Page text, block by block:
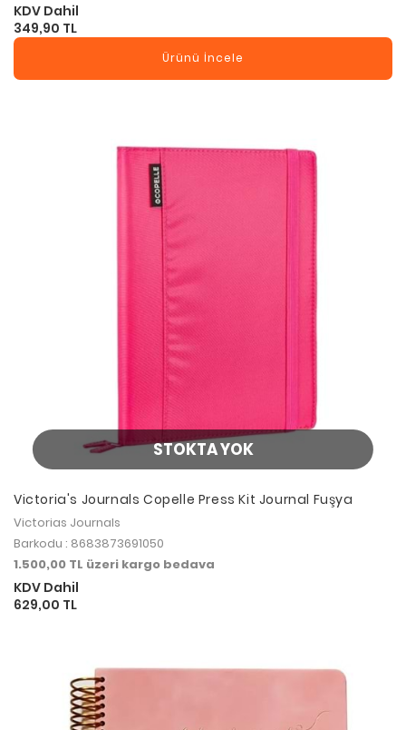
KDV Dahil
349,90 TL
Ürünü İncele
STOKTA YOK
Victoria's Journals Copelle Press Kit Journal Fuşya
Victorias Journals
Barkodu : 8683873691050
1.500,00 TL üzeri kargo bedava
KDV Dahil
629,00 TL